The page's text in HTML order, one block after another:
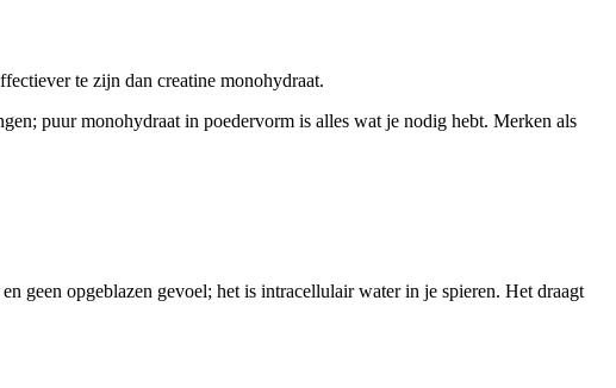
te zijn dan creatine monohydraat.
puur monohydraat in poedervorm is alles wat je nodig hebt. Merken als
geen opgeblazen gevoel; het is intracellulair water in je spieren. Het draagt